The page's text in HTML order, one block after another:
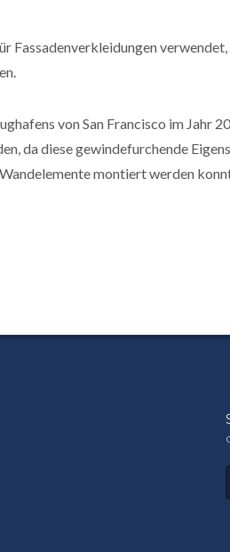
Fassadenverkleidungen
von San Francisco im Jahr
da diese gewindefurchende
montiert werden